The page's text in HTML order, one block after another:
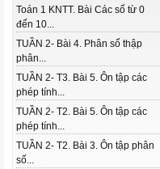
Toán 1 KNTT. Bài Các số từ 0
đến 10...
TUẦN 2- Bài 4. Phân số thập
phân...
TUẦN 2- T3. Bài 5. Ôn tập các
phép tính...
TUẦN 2- T2. Bài 5. Ôn tập các
phép tính...
TUẦN 2- T2. Bài 3. Ôn tập phân
số...